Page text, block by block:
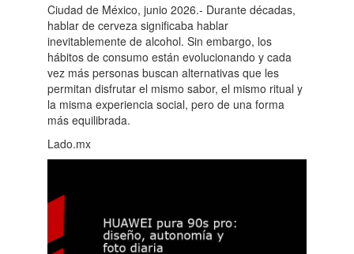
Ciudad de México, junio 2026.- Durante décadas,
hablar de cerveza significaba hablar
inevitablemente de alcohol. Sin embargo, los
hábitos de consumo están evolucionando y cada
vez más personas buscan alternativas que les
permitan disfrutar el mismo sabor, el mismo ritual y
la misma experiencia social, pero de una forma
más equilibrada.
Lado.mx